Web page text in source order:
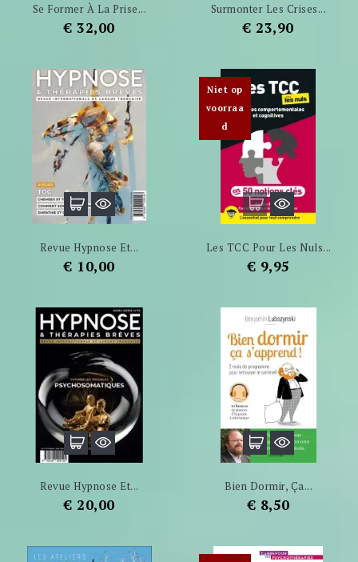
Se Former À La Prise...
Prijs
€ 32,00
Surmonter Les Crises...
Prijs
€ 23,90
Revue Hypnose Et...
Prijs
€ 10,00
Niet op
voorraa
d
Les TCC Pour Les Nuls...
Prijs
€ 9,95
Revue Hypnose Et...
Prijs
€ 20,00
Bien Dormir, Ça...
Prijs
€ 8,50